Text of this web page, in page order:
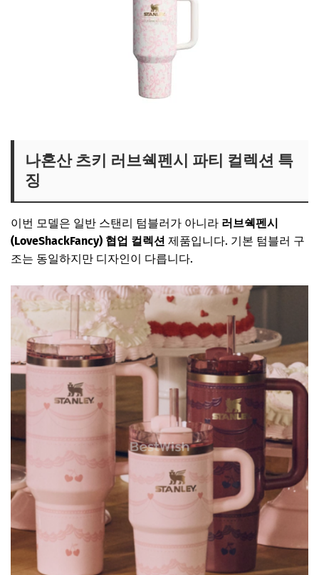
나혼산 츠키 러브쉑펜시 파티 컬렉션 특
징
이번 모델은 일반 스탠리 텀블러가 아니라 러브쉑펜시
(LoveShackFancy) 협업 컬렉션 제품입니다. 기본 텀블러 구
조는 동일하지만 디자인이 다릅니다.